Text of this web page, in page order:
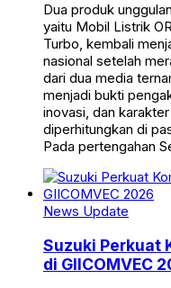
Dua produk
yaitu Mobil Listrik
Turbo, kembali
nasional setelah
dari dua media
menjadi bukti
inovasi, dan
diperhitungkan di
Pada pertengahan
News Update
Suzuki Perkuat
di GIICOMVEC